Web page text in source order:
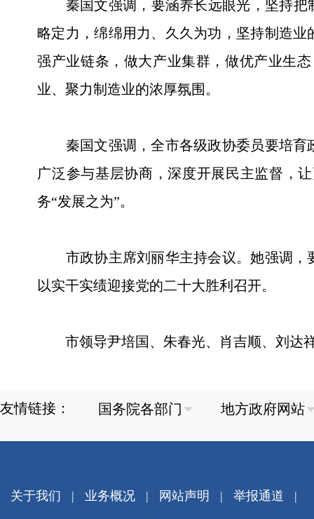
秦国文强调，要涵养长远眼光，坚持把
略定力，绵绵用力、久久为功，坚持制造
强产业链条，做大产业集群，做优产业生
业、聚力制造业的浓厚氛围。
秦国文强调，全市各级政协委员要培育
广泛参与基层协商，深度开展民主监督，
务“发展之为”。
市政协主席刘丽华主持会议。她强调，
以实干实绩迎接党的二十大胜利召开。
市领导尹培国、朱春光、肖吉顺、刘达
友情链接：
关于我们 | 业务概况| 网站声明 | 举报通道 |